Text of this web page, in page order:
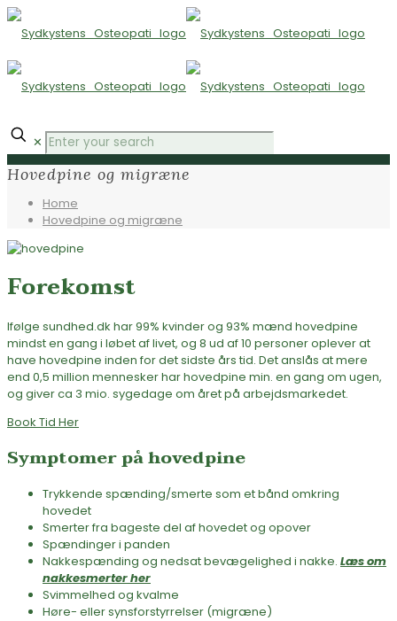
✕
Hovedpine og migræne
Home
Hovedpine og migræne
Forekomst
Ifølge sundhed.dk har 99% kvinder og 93% mænd hovedpine
mindst en gang i løbet af livet, og 8 ud af 10 personer oplever at
have hovedpine inden for det sidste års tid. Det anslås at mere
end 0,5 million mennesker har hovedpine min. en gang om ugen,
og giver ca 3 mio. sygedage om året på arbejdsmarkedet.
Book Tid Her
Symptomer på hovedpine
Trykkende spænding/smerte som et bånd omkring
hovedet
Smerter fra bageste del af hovedet og opover
Spændinger i panden
Nakkespænding og nedsat bevægelighed i nakke. Læs om
nakkesmerter her
Svimmelhed og kvalme
Høre- eller synsforstyrrelser (migræne)